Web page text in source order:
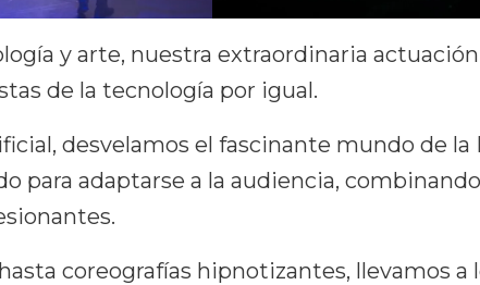
y arte, nuestra extraordinaria
de la tecnología por igual.
desvelamos el fascinante mundo de la
para adaptarse a la audiencia,
coreografías hipnotizantes, llevamos a